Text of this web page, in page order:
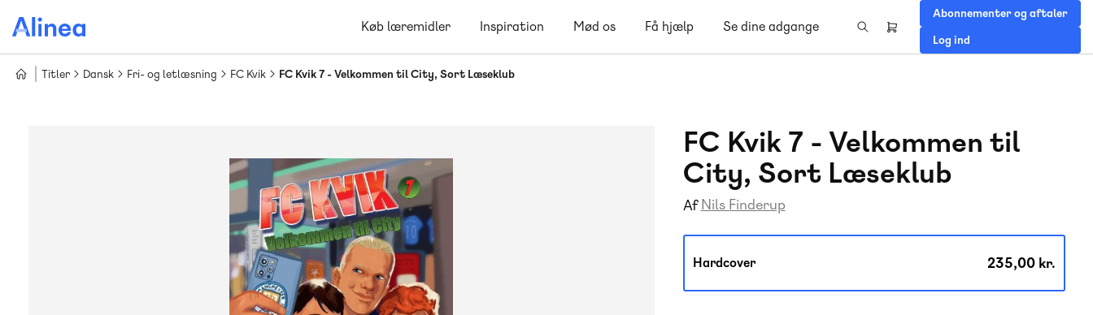
hovedindhold
Køb læremidler Inspiration Mød os Få hjælp Se dine adgange
Header
Abonnementer og aftaler
Log ind
Titler Dansk Fri- og letlæsning FC Kvik FC Kvik 7 - Velkommen til City, Sort Læseklub
FC Kvik 7 - Velkommen til
City, Sort Læseklub
Af Nils Finderup
Hardcover 235,00 kr.